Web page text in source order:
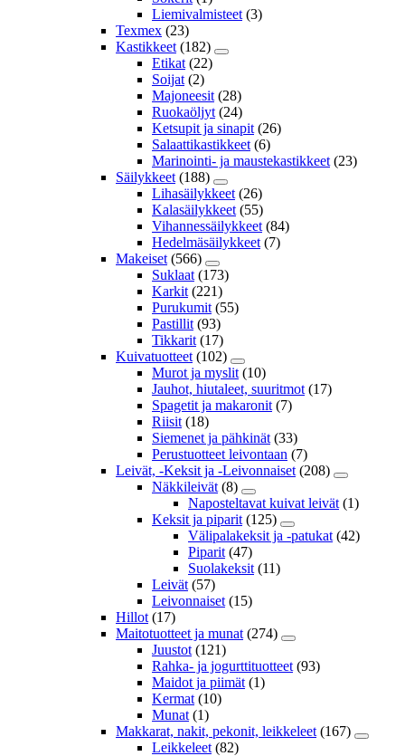
Liemivalmisteet (3)
Texmex (23)
Kastikkeet (182)
Etikat (22)
Soijat (2)
Majoneesit (28)
Ruokaöljyt (24)
Ketsupit ja sinapit (26)
Salaattikastikkeet (6)
Marinointi- ja maustekastikkeet (23)
Säilykkeet (188)
Lihasäilykkeet (26)
Kalasäilykkeet (55)
Vihannessäilykkeet (84)
Hedelmäsäilykkeet (7)
Makeiset (566)
Suklaat (173)
Karkit (221)
Purukumit (55)
Pastillit (93)
Tikkarit (17)
Kuivatuotteet (102)
Murot ja myslit (10)
Jauhot, hiutaleet, suuritmot (17)
Spagetit ja makaronit (7)
Riisit (18)
Siemenet ja pähkinät (33)
Perustuotteet leivontaan (7)
Leivät, -Keksit ja -Leivonnaiset (208)
Näkkileivät (8)
Naposteltavat kuivat leivät (1)
Keksit ja piparit (125)
Välipalakeksit ja -patukat (42)
Piparit (47)
Suolakeksit (11)
Leivät (57)
Leivonnaiset (15)
Hillot (17)
Maitotuotteet ja munat (274)
Juustot (121)
Rahka- ja jogurttituotteet (93)
Maidot ja piimät (1)
Kermat (10)
Munat (1)
Makkarat, nakit, pekonit, leikkeleet (167)
Leikkeleet (82)